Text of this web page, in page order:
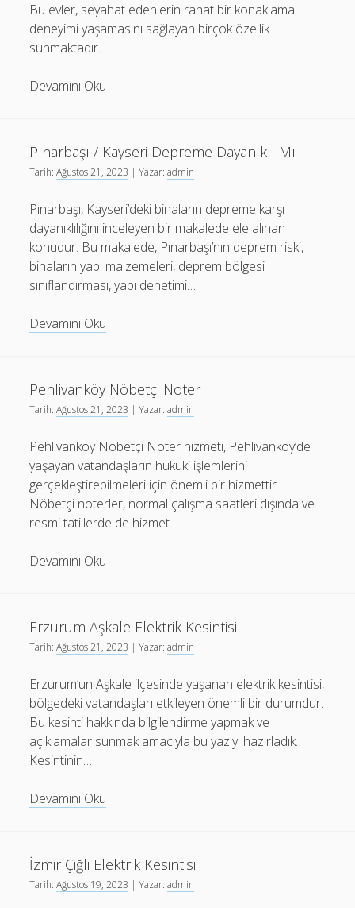
Bu evler, seyahat edenlerin rahat bir konaklama
deneyimi yaşamasını sağlayan birçok özellik
sunmaktadır.…
Devamını Oku
Ev
Pınarbaşı / Kayseri Depreme Dayanıklı Mı
Tarih:Ağustos 21, 2023 | Yazar:admin
Pınarbaşı, Kayseri’deki binaların depreme karşı
dayanıklılığını inceleyen bir makalede ele alınan
konudur. Bu makalede, Pınarbaşı’nın deprem riski,
binaların yapı malzemeleri, deprem bölgesi
sınıflandırması, yapı denetimi…
Devamını Oku
Depreme
Dayanıklı
Mı
Pehlivanköy Nöbetçi Noter
Tarih:Ağustos 21, 2023 | Yazar:admin
Pehlivanköy Nöbetçi Noter hizmeti, Pehlivanköy’de
yaşayan vatandaşların hukuki işlemlerini
gerçekleştirebilmeleri için önemli bir hizmettir.
Nöbetçi noterler, normal çalışma saatleri dışında ve
resmi tatillerde de hizmet…
Devamını Oku
Erzurum Aşkale Elektrik Kesintisi
Tarih:Ağustos 21, 2023 | Yazar:admin
Erzurum’un Aşkale ilçesinde yaşanan elektrik kesintisi,
bölgedeki vatandaşları etkileyen önemli bir durumdur.
Bu kesinti hakkında bilgilendirme yapmak ve
açıklamalar sunmak amacıyla bu yazıyı hazırladık.
Kesintinin…
Devamını Oku
Kesintisi
İzmir Çiğli Elektrik Kesintisi
Tarih:Ağustos 19, 2023 | Yazar:admin